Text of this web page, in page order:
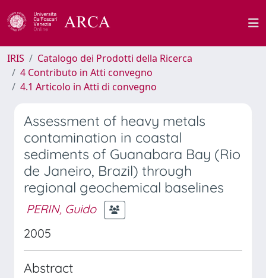
IRIS
Catalogo dei Prodotti della Ricerca
4 Contributo in Atti convegno
4.1 Articolo in Atti di convegno
Assessment of heavy metals
contamination in coastal
sediments of Guanabara Bay (Rio
de Janeiro, Brazil) through
regional geochemical baselines
PERIN, Guido
2005
Abstract